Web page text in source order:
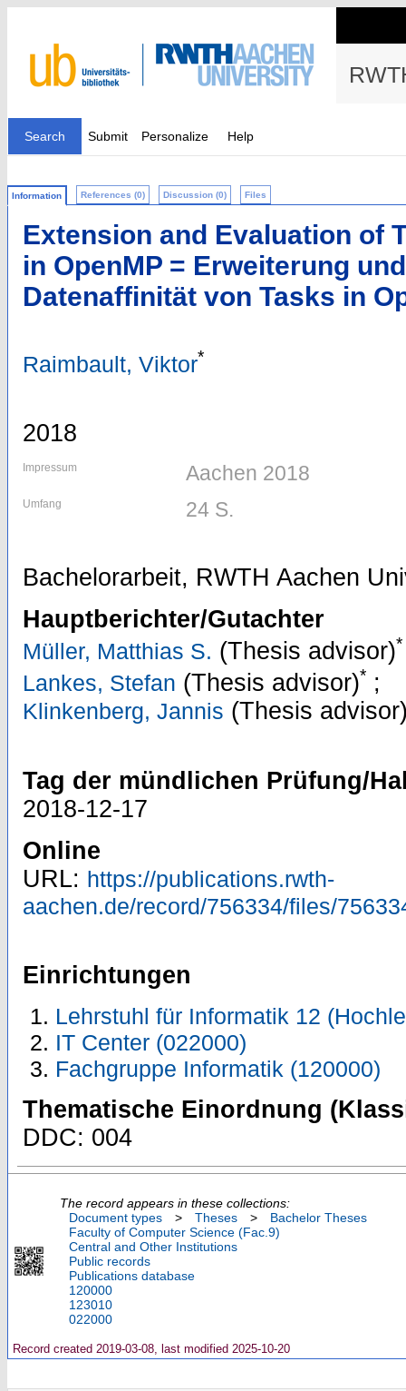
Search Submit Personalize Help
Information References (0) Discussion (0) Files
Extension and Evaluation of
in OpenMP = Erweiterung
Datenaffinität von Tasks in
Raimbault, Viktor*
2018
Impressum Aachen 2018
Umfang 24 S.
Bachelorarbeit, RWTH Aachen
Hauptberichter/Gutachter
Müller, Matthias S. (Thesis advisor)*
Lankes, Stefan (Thesis advisor)* ;
Klinkenberg, Jannis (Thesis
Tag der mündlichen Prüfung/
2018-12-17
Online
URL: https://publications.rwth-
aachen.de/record/756334/files/
Einrichtungen
Lehrstuhl für Informatik 12
IT Center (022000)
Fachgruppe Informatik (120000)
Thematische Einordnung
DDC: 004
The record appears in these collections:
Document types
> Theses >
Bachelor Theses
Faculty of Computer Science (Fac.9)
Central and Other Institutions
Public records
Publications database
120000
123010
022000
Record created 2019-03-08, last modified 2025-10-20